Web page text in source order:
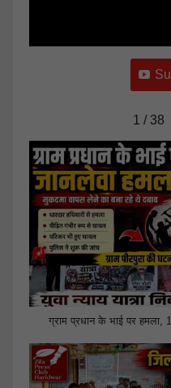
1 / 38
ग्राम प्रधान के भाई पर हमला,